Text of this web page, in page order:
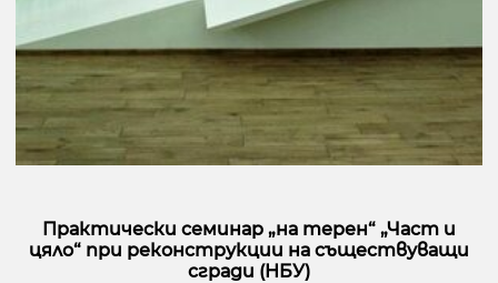
Практически семинар „на терен“ „Част и
цяло“ при реконструкции на съществуващи
сгради (НБУ)